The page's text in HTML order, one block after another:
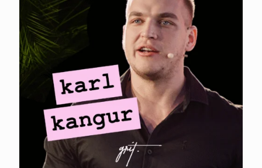
SEO-ga praegu
toimub? (no fluff)